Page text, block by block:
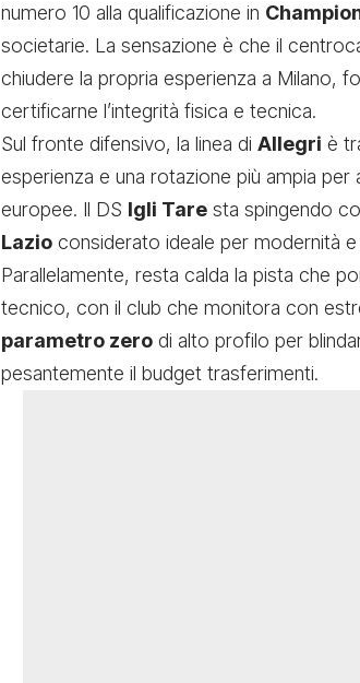
numero 10 alla qualificazione in
societarie. La sensazione è che il
chiudere la propria esperienza a Milano,
certificarne l’integrità fisica e tecnica.
Sul fronte difensivo, la linea di Allegri è
esperienza e una rotazione più ampia
europee. Il DS Igli Tare sta spingendo
Lazio considerato ideale per modernità e
Parallelamente, resta calda la pista che
tecnico, con il club che monitora con
parametro zero di alto profilo per
pesantemente il budget trasferimenti.